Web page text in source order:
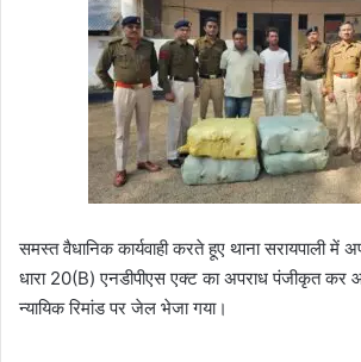
समस्त वैधानिक कार्यवाही करते हूए थाना सरायपाली
धारा 20(B) एनडीपीएस एक्ट का अपराध पंजीकृत कर
न्यायिक रिमांड पर जेल भेजा गया।